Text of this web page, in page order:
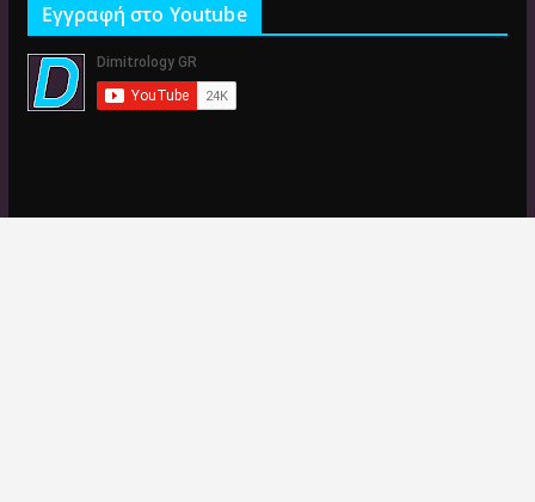
Εγγραφή στο Youtube